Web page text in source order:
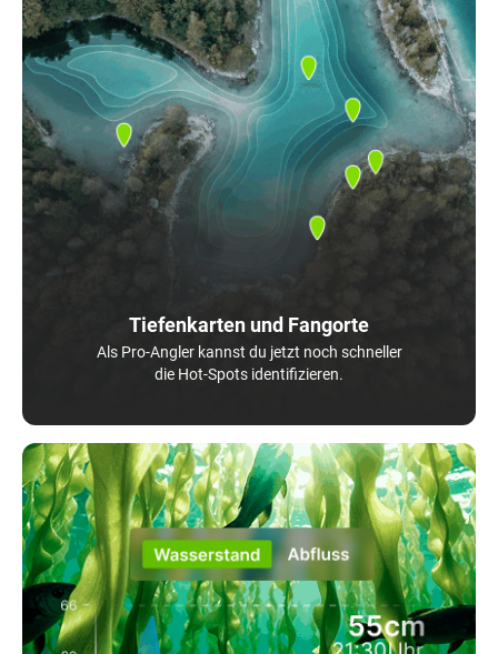
Tiefenkarten und Fangorte
Als Pro-Angler kannst du jetzt noch schneller
die Hot-Spots identifizieren.